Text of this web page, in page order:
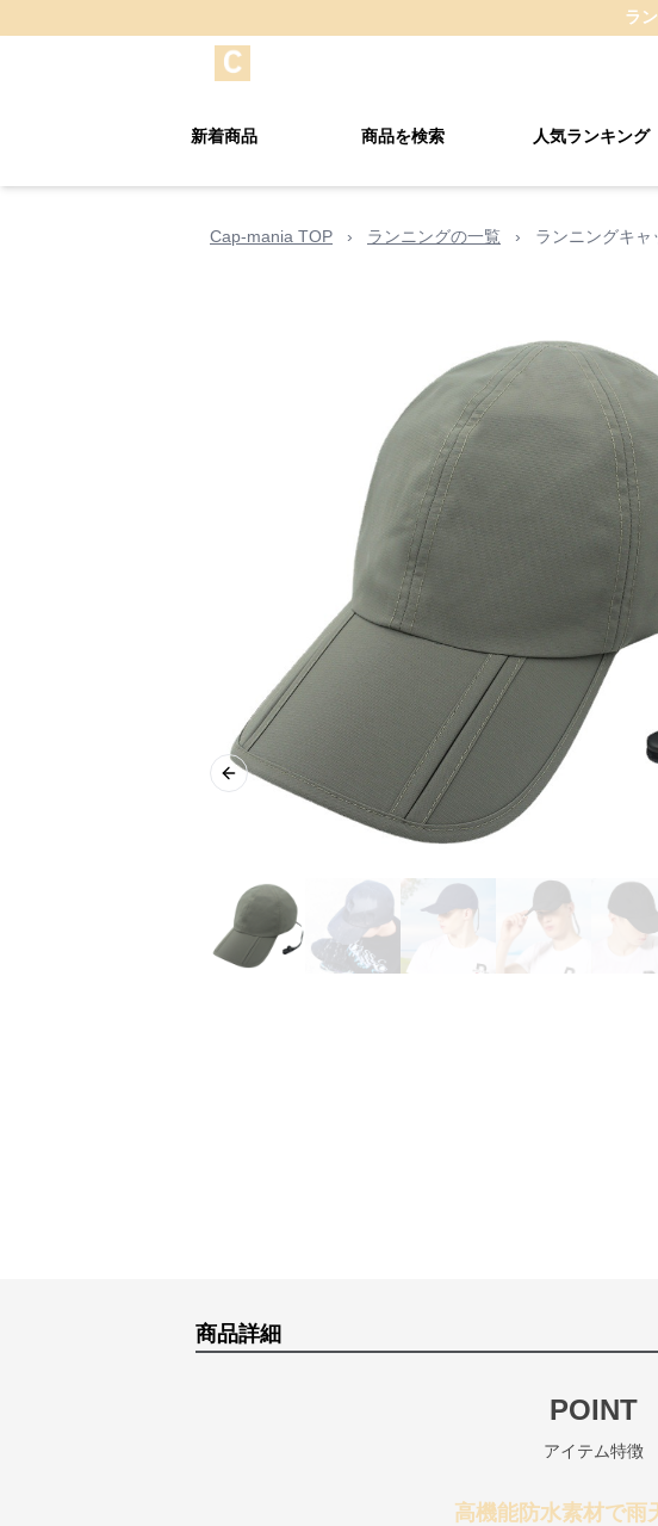
ラ
新着商品 商品を検索 人気ランキング
Cap-mania TOP › ランニングの一覧 › ランニングキ
Previous slide
商品詳細
POINT
アイテム特徴
高機能防水素材で雨